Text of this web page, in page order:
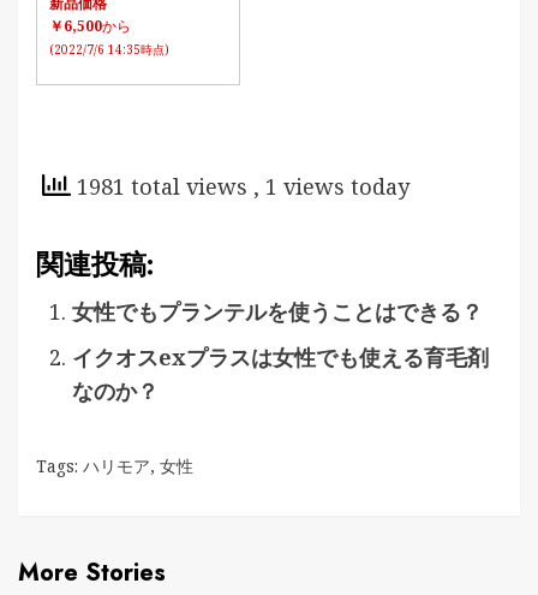
￥6,500から
(2022/7/6 14:35時点)
1981 total views , 1 views today
関連投稿:
女性でもプランテルを使うことはできる？
イクオスexプラスは女性でも使える育毛剤
なのか？
Tags: ハリモア, 女性
More Stories